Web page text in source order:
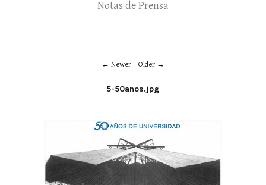
Notas de Prensa
Newer Older
5-50anos.jpg